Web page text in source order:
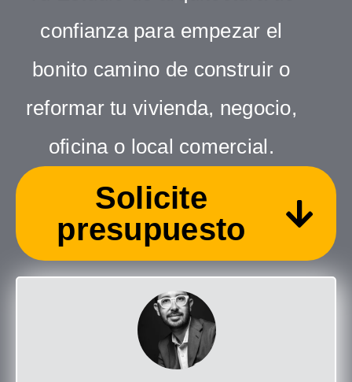
confianza para empezar el
bonito camino de construir o
reformar tu vivienda, negocio,
oficina o local comercial.
Solicite
presupuesto